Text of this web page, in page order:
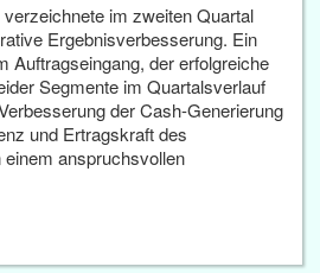
im zweiten Quartal
Ergebnisverbesserung. Ein
Auftragseingang, der erfolgreiche
Segmente im Quartalsverlauf
der Cash-Generierung
und Ertragskraft des
anspruchsvollen